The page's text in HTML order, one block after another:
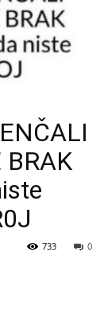
BRAK
0
733